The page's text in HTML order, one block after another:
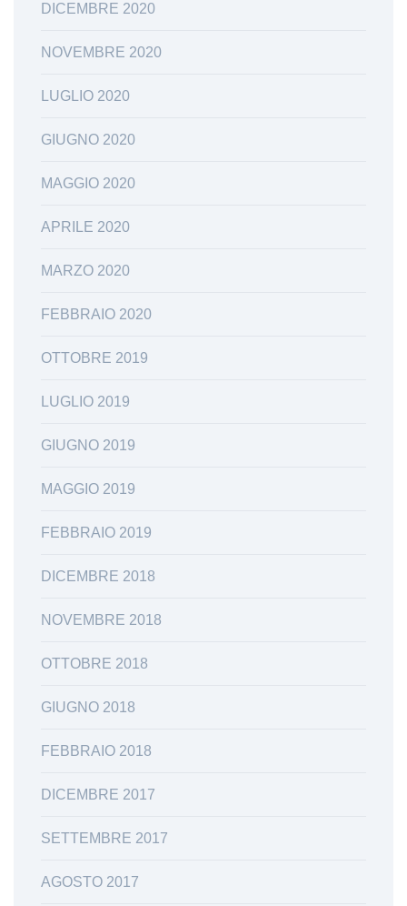
DICEMBRE 2020
NOVEMBRE 2020
LUGLIO 2020
GIUGNO 2020
MAGGIO 2020
APRILE 2020
MARZO 2020
FEBBRAIO 2020
OTTOBRE 2019
LUGLIO 2019
GIUGNO 2019
MAGGIO 2019
FEBBRAIO 2019
DICEMBRE 2018
NOVEMBRE 2018
OTTOBRE 2018
GIUGNO 2018
FEBBRAIO 2018
DICEMBRE 2017
SETTEMBRE 2017
AGOSTO 2017